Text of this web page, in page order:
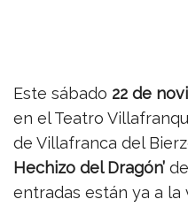
Este sábado 22 de
en el Teatro
de Villafranca del
Hechizo del Dragón’
entradas están ya a la